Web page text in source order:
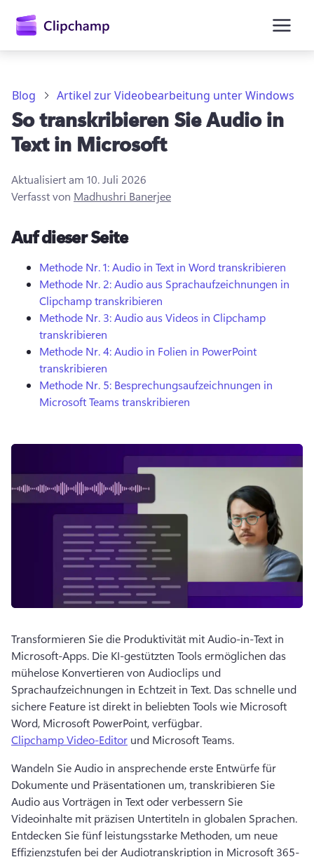
Anmelden
Blog Artikel zur Videobearbeitung unter Windows
So transkribieren Sie Audio in
Text in Microsoft
Aktualisiert am 10. Juli 2026
Verfasst von Madhushri Banerjee
Auf dieser Seite
Methode Nr. 1:Audio in Text in Word transkribieren
Methode Nr. 2:Audio aus Sprachaufzeichnungen in
Clipchamp transkribieren
Methode Nr. 3:Audio aus Videos in Clipchamp
transkribieren
Methode Nr. 4:Audio in Folien in PowerPoint
transkribieren
Methode Nr. 5: Besprechungsaufzeichnungen in
Microsoft Teams transkribieren
Transformieren Sie die Produktivität mit Audio-in-Text in
Microsoft-Apps. Die KI-gestützten Tools ermöglichen das
mühelose Konvertieren von Audioclips und
Sprachaufzeichnungen in Echtzeit in Text. Das schnelle und
sichere Feature ist direkt in beliebten Tools wie Microsoft
Word, Microsoft PowerPoint, verfügbar.
Clipchamp Video-Editor und Microsoft Teams.
Wandeln Sie Audio in ansprechende erste Entwürfe für
Dokumente und Präsentationen um, transkribieren Sie
Audio aus Vorträgen in Text oder verbessern Sie
Entdecken Sie fünf leistungsstarke Methoden, um neue
Effizienzstufen bei der Audiotranskription in Microsoft 365-